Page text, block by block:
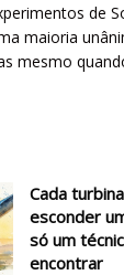
de
maioria
mesmo
Cada
esconder
só um
encontrar